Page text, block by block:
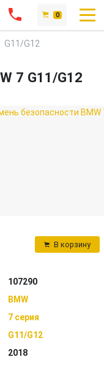
0
G11/G12
7 G11/G12
В корзину
107290
BMW
7 серия
G11/G12
2018